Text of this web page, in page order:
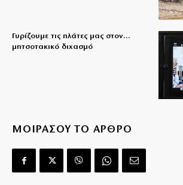
Γυρίζουμε τις πλάτες μας στον…
μητσοτακικό διχασμό
ΜΟΙΡΑΣΟΥ ΤΟ ΑΡΘΡΟ